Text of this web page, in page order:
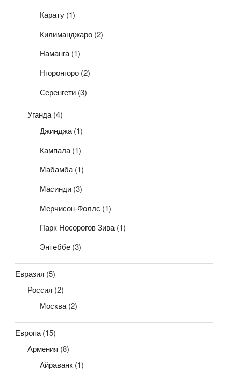
Карату (1)
Килиманджаро (2)
Наманга (1)
Нгоронгоро (2)
Серенгети (3)
Уганда (4)
Джинджа (1)
Кампала (1)
Мабамба (1)
Масинди (3)
Мерчисон-Фоллс (1)
Парк Носорогов Зива (1)
Энтеббе (3)
Евразия (5)
Россия (2)
Москва (2)
Европа (15)
Армения (8)
Айраванк (1)